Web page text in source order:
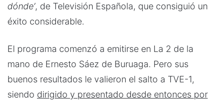
dónde’, de Televisión Española, que consiguió un
éxito considerable.
El programa comenzó a emitirse en La 2 de la
mano de Ernesto Sáez de Buruaga. Pero sus
buenos resultados le valieron el salto a TVE-1,
siendo dirigido y presentado desde entonces por